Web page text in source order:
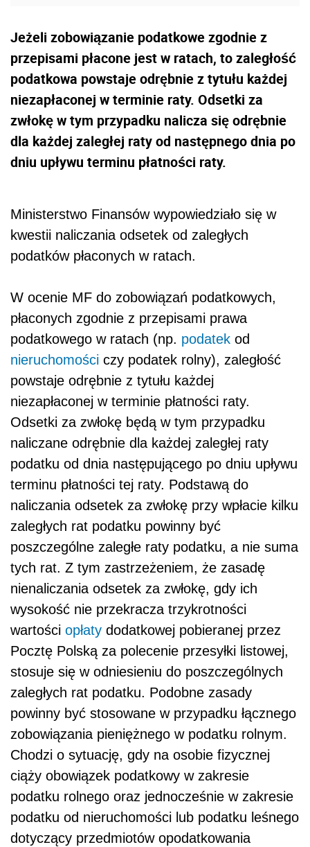
Jeżeli zobowiązanie podatkowe zgodnie z
przepisami płacone jest w ratach, to zaległość
podatkowa powstaje odrębnie z tytułu każdej
niezapłaconej w terminie raty. Odsetki za
zwłokę w tym przypadku nalicza się odrębnie
dla każdej zaległej raty od następnego dnia po
dniu upływu terminu płatności raty.
Ministerstwo Finansów wypowiedziało się w
kwestii naliczania odsetek od zaległych
podatków płaconych w ratach.
W ocenie MF do zobowiązań podatkowych,
płaconych zgodnie z przepisami prawa
podatkowego w ratach (np. podatek od
nieruchomości czy podatek rolny), zaległość
powstaje odrębnie z tytułu każdej
niezapłaconej w terminie płatności raty.
Odsetki za zwłokę będą w tym przypadku
naliczane odrębnie dla każdej zaległej raty
podatku od dnia następującego po dniu upływu
terminu płatności tej raty. Podstawą do
naliczania odsetek za zwłokę przy wpłacie kilku
zaległych rat podatku powinny być
poszczególne zaległe raty podatku, a nie suma
tych rat. Z tym zastrzeżeniem, że zasadę
nienaliczania odsetek za zwłokę, gdy ich
wysokość nie przekracza trzykrotności
wartości opłaty dodatkowej pobieranej przez
Pocztę Polską za polecenie przesyłki listowej,
stosuje się w odniesieniu do poszczególnych
zaległych rat podatku. Podobne zasady
powinny być stosowane w przypadku łącznego
zobowiązania pieniężnego w podatku rolnym.
Chodzi o sytuację, gdy na osobie fizycznej
ciąży obowiązek podatkowy w zakresie
podatku rolnego oraz jednocześnie w zakresie
podatku od nieruchomości lub podatku leśnego
dotyczący przedmiotów opodatkowania